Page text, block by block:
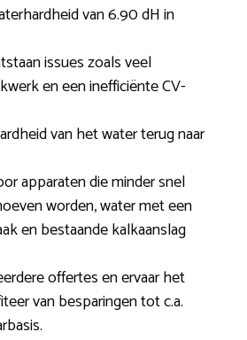
van 6.90 dH in
issues zoals veel
en een inefficiënte CV-
van het water terug naar
apparaten die minder snel
worden, water met een
en bestaande kalkaanslag
offertes en ervaar het
van besparingen tot c.a.